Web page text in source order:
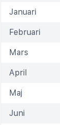
Januari
Februari
Mars
April
Maj
Juni